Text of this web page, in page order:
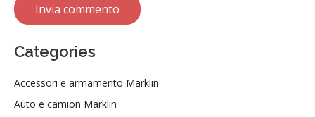
Categories
Accessori e armamento Marklin
Auto e camion Marklin